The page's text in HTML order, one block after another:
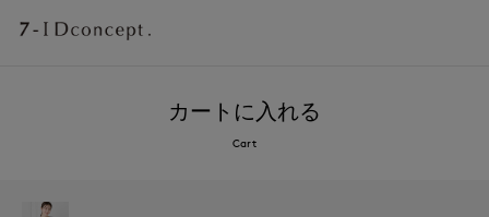
カートに入れる
Cart